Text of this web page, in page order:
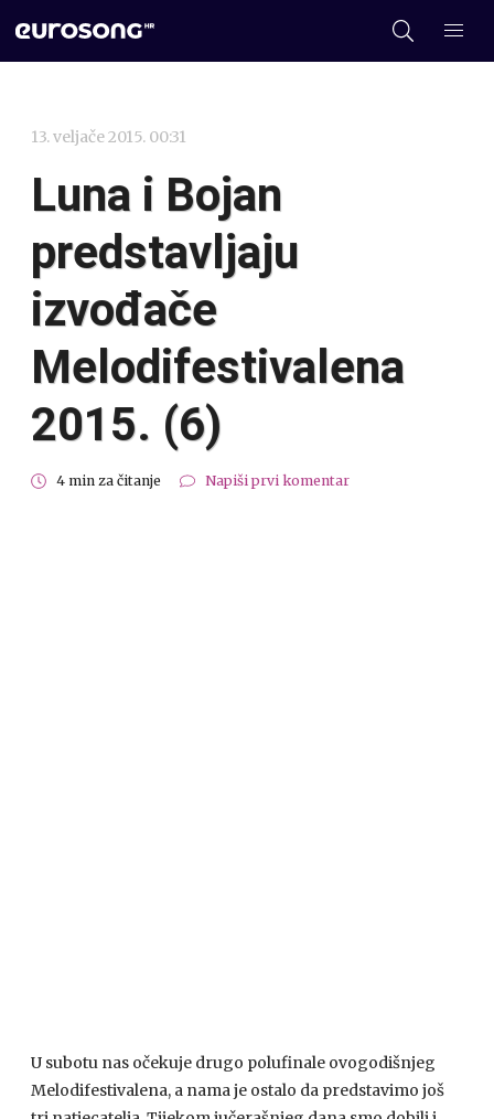
13. veljače 2015. 00:31
Luna i Bojan
predstavljaju
izvođače
Melodifestivalena
2015. (6)
4 min za čitanje Napiši prvi komentar
U subotu nas očekuje drugo polufinale ovogodišnjeg
Melodifestivalena, a nama je ostalo da predstavimo još